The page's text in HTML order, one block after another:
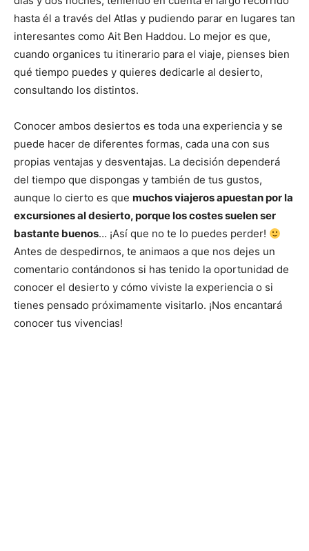
hasta él a través del Atlas y pudiendo parar en lugares tan
interesantes como Ait Ben Haddou. Lo mejor es que,
cuando organices tu itinerario para el viaje, pienses bien
qué tiempo puedes y quieres dedicarle al desierto,
consultando los distintos.
Conocer ambos desiertos es toda una experiencia y se
puede hacer de diferentes formas, cada una con sus
propias ventajas y desventajas. La decisión dependerá
del tiempo que dispongas y también de tus gustos,
aunque lo cierto es que muchos viajeros apuestan por la
excursiones al desierto, porque los costes suelen ser
bastante buenos… ¡Así que no te lo puedes perder!
Antes de despedirnos, te animaos a que nos dejes un
comentario contándonos si has tenido la oportunidad de
conocer el desierto y cómo viviste la experiencia o si
tienes pensado próximamente visitarlo. ¡Nos encantará
conocer tus vivencias!